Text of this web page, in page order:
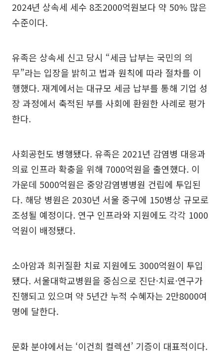
2024년 상속세 세수 8조2000억원보다 약 50% 많은
수준이다.
유족은 상속세 신고 당시 “세금 납부는 국민의 의
무”라는 입장을 밝히고 법과 원칙에 따라 절차를 이
행했다. 재계에서는 대규모 세금 납부를 통해 기업 성
장 과정에서 축적된 부를 사회에 환원한 사례로 평가
한다.
사회공헌도 병행됐다. 유족은 2021년 감염병 대응과
의료 인프라 확충을 위해 7000억원을 출연했다. 이
가운데 5000억원은 중앙감염병병원 건립에 투입된
다. 해당 병원은 2030년 서울 중구에 150병상 규모로
조성될 예정이다. 연구 인프라와 지원에도 각각 1000
억원이 배정됐다.
소아암과 희귀질환 치료 지원에도 3000억원이 투입
됐다. 서울대학교병원을 중심으로 진단·치료·연구가
진행되고 있으며 약 5년간 누적 수혜자는 2만8000여
명에 달한다.
문화 분야에서는 ‘이건희 컬렉션’ 기증이 대표적이다.